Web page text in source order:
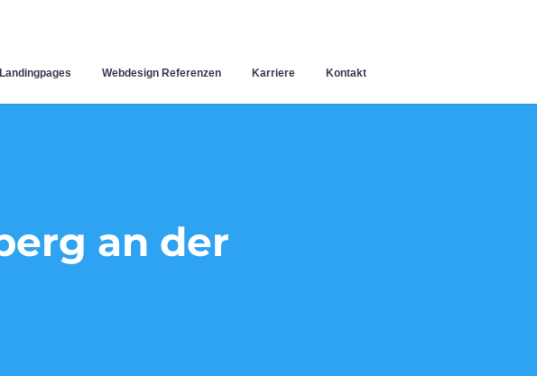
Landingpages Webdesign Referenzen Karriere Kontakt
an der